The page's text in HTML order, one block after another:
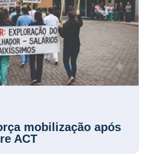
mobilização após
ACT